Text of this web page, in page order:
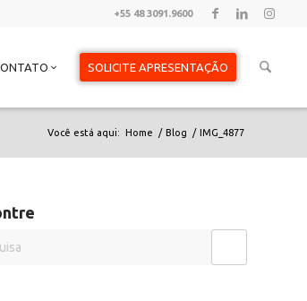
+55 48 3091.9600
SOLICITE APRESENTAÇÃO
Você está aqui: Home / Blog / IMG_4877